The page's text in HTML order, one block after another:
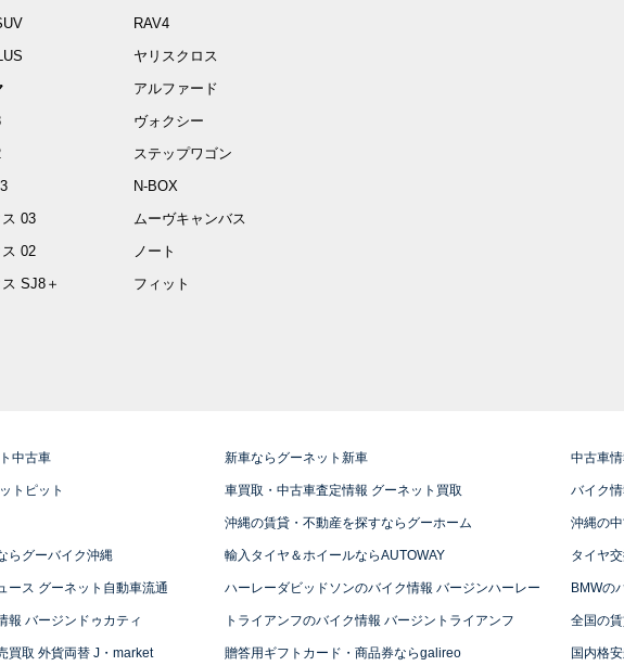
03
02
SJ8＋
RAV4
ヤリスクロス
アルファード
ヴォクシー
ステップワゴン
N-BOX
ムーヴキャンバス
ノート
フィット
中古車 新車ならグーネット新車 中古車
トピット 車買取・中古車査定情報 グーネット買取 バイク
沖縄の賃貸・不動産を探すならグーホーム 沖縄の
らグーバイク沖縄 輸入タイヤ＆ホイールならAUTOWAY タイヤ
ース グーネット自動車流通 ハーレーダビッドソンのバイク情報 バージンハーレー BMWの
報 バージンドゥカティ トライアンフのバイク情報 バージントライアンフ 全国の
買取 外貨両替 J・market 贈答用ギフトカード・商品券ならgalireo 国内格